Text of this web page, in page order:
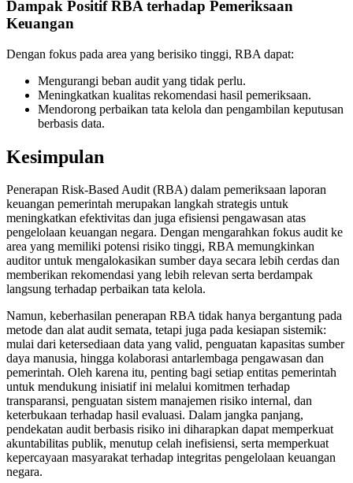
Dampak Positif RBA terhadap Pemeriksaan
Keuangan
Dengan fokus pada area yang berisiko tinggi, RBA dapat:
Mengurangi beban audit yang tidak perlu.
Meningkatkan kualitas rekomendasi hasil pemeriksaan.
Mendorong perbaikan tata kelola dan pengambilan keputusan
berbasis data.
Kesimpulan
Penerapan Risk-Based Audit (RBA) dalam pemeriksaan laporan
keuangan pemerintah merupakan langkah strategis untuk
meningkatkan efektivitas dan juga efisiensi pengawasan atas
pengelolaan keuangan negara. Dengan mengarahkan fokus audit ke
area yang memiliki potensi risiko tinggi, RBA memungkinkan
auditor untuk mengalokasikan sumber daya secara lebih cerdas dan
memberikan rekomendasi yang lebih relevan serta berdampak
langsung terhadap perbaikan tata kelola.
Namun, keberhasilan penerapan RBA tidak hanya bergantung pada
metode dan alat audit semata, tetapi juga pada kesiapan sistemik:
mulai dari ketersediaan data yang valid, penguatan kapasitas sumber
daya manusia, hingga kolaborasi antarlembaga pengawasan dan
pemerintah. Oleh karena itu, penting bagi setiap entitas pemerintah
untuk mendukung inisiatif ini melalui komitmen terhadap
transparansi, penguatan sistem manajemen risiko internal, dan
keterbukaan terhadap hasil evaluasi. Dalam jangka panjang,
pendekatan audit berbasis risiko ini diharapkan dapat memperkuat
akuntabilitas publik, menutup celah inefisiensi, serta memperkuat
kepercayaan masyarakat terhadap integritas pengelolaan keuangan
negara.